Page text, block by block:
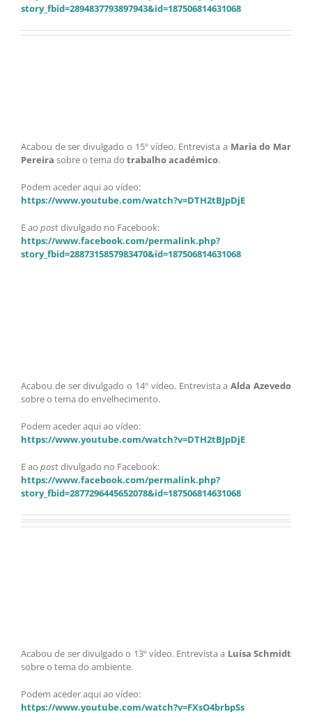
story_fbid=2894837793897943&id=187506814631068
Acabou de ser divulgado o 15º vídeo. Entrevista a Maria do Mar
Pereira sobre o tema do trabalho académico.
Podem aceder aqui ao vídeo:
https://www.youtube.com/watch?v=DTH2tBJpDjE
E ao post divulgado no Facebook:
https://www.facebook.com/permalink.php?
story_fbid=2887315857983470&id=187506814631068
Acabou de ser divulgado o 14º vídeo. Entrevista aAlda Azevedo
sobre o tema do envelhecimento.
Podem aceder aqui ao vídeo:
https://www.youtube.com/watch?v=DTH2tBJpDjE
E ao post divulgado no Facebook:
https://www.facebook.com/permalink.php?
story_fbid=2877296445652078&id=187506814631068
Acabou de ser divulgado o 13º vídeo. Entrevista a Luísa Schmidt
sobre o tema do ambiente.
Podem aceder aqui ao vídeo:
https://www.youtube.com/watch?v=FXsO4brbpSs